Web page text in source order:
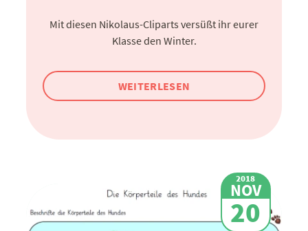
Mit diesen Nikolaus-Cliparts versüßt ihr eurer
Klasse den Winter.
WEITERLESEN
2018
NOV
20